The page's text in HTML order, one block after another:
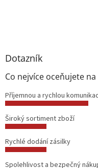
Dotazník
Co nejvíce oceňujete
Příjemnou a rychlou
Široký sortiment zboží
Rychlé dodání zásilky
Spolehlivost a bezpečný